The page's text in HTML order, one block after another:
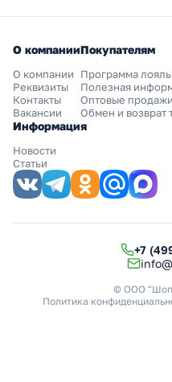
О компании
О компании
Реквизиты
Контакты
Вакансии
Покупателям
Программа
Полезная
Оптовые продажи
Обмен и возврат
Информация
Новости
Статьи
+7
© ООО
Политика